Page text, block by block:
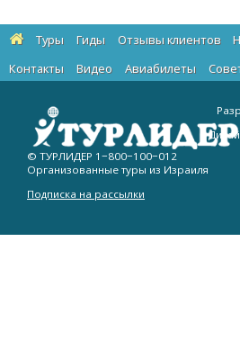
Туры Гиды Отзывы клиентов
Контакты
Видео Авиабилеты
© ТУРЛИДЕР 1−800−100−012
Организованные туры из Израиля
Подписка на рассылки